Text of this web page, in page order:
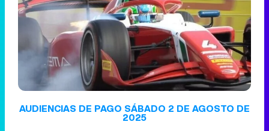
'120 Minutos' celebra sus 2.000 programas en Telemadrid con un vídeo del día a día en la redacción
Tráiler de '33 días', la nueva serie de Atresplayer con Julián Villagrán y José Manuel Poga
AUDIENCIAS DE PAGO SÁBADO 2 DE AGOSTO DE
2025